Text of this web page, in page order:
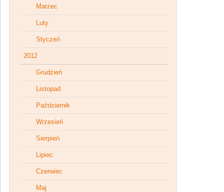
Marzec
Luty
Styczeń
2012
Grudzień
Listopad
Październik
Wrzesień
Sierpień
Lipiec
Czerwiec
Maj